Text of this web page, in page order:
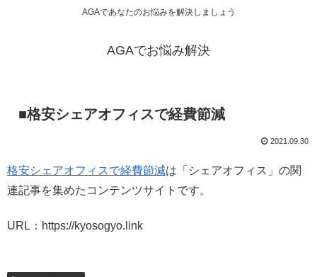
AGAであなたのお悩みを解決しましょう
AGAでお悩み解決
■格安シェアオフィスで経費節減
2021.09.30
格安シェアオフィスで経費節減は「シェアオフィス」の関
連記事を集めたコンテンツサイトです。
URL：https://kyosogyo.link